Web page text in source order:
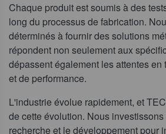
Chaque produit est soumis à des
long du processus de fabrication.
déterminés à fournir des solutions
répondent non seulement aux
dépassent également les attentes en
et de performance.
L'industrie évolue rapidement, et
de cette évolution. Nous
recherche et le développement pour